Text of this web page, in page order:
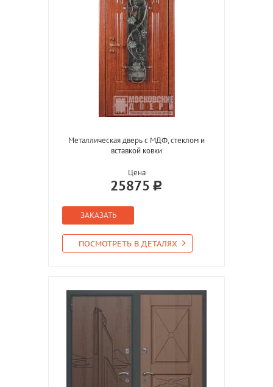
Металлическая дверь с МДФ, стеклом и
вставкой ковки
Цена
25875
ЗАКАЗАТЬ
ПОСМОТРЕТЬ В ДЕТАЛЯХ